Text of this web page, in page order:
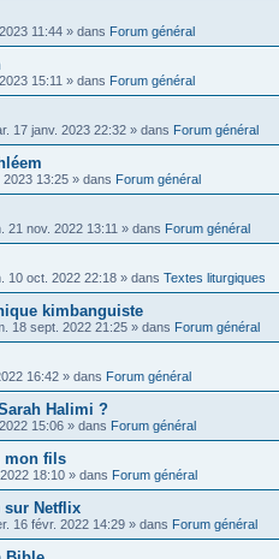
11:44 » dans Forum général
15:11 » dans Forum général
17 janv. 2023 22:32 » dans Forum général
2023 13:25 » dans Forum général
21 nov. 2022 13:11 » dans Forum général
10 oct. 2022 22:18 » dans Textes liturgiques
kimbanguiste
18 sept. 2022 21:25 » dans Forum général
16:42 » dans Forum général
Halimi ?
15:06 » dans Forum général
mon fils
18:10 » dans Forum général
Netflix
16 févr. 2022 14:29 » dans Forum général